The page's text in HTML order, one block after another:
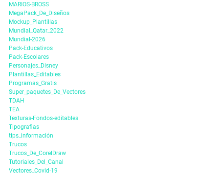
MARIOS-BROSS
MegaPack_De_Diseños
Mockup_Plantillas
Mundial_Qatar_2022
Mundial-2026
Pack-Educativos
Pack-Escolares
Personajes_Disney
Plantillas_Editables
Programas_Gratis
Super_paquetes_De_Vectores
TDAH
TEA
Texturas-Fondos-editables
Tipografias
tips_información
Trucos
Trucos_De_CorelDraw
Tutoriales_Del_Canal
Vectores_Covid-19